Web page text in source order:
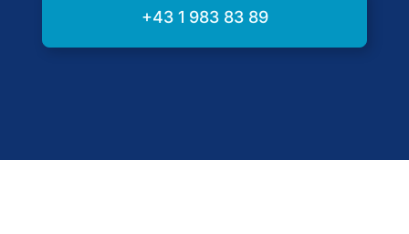
+43 1 983 83 89